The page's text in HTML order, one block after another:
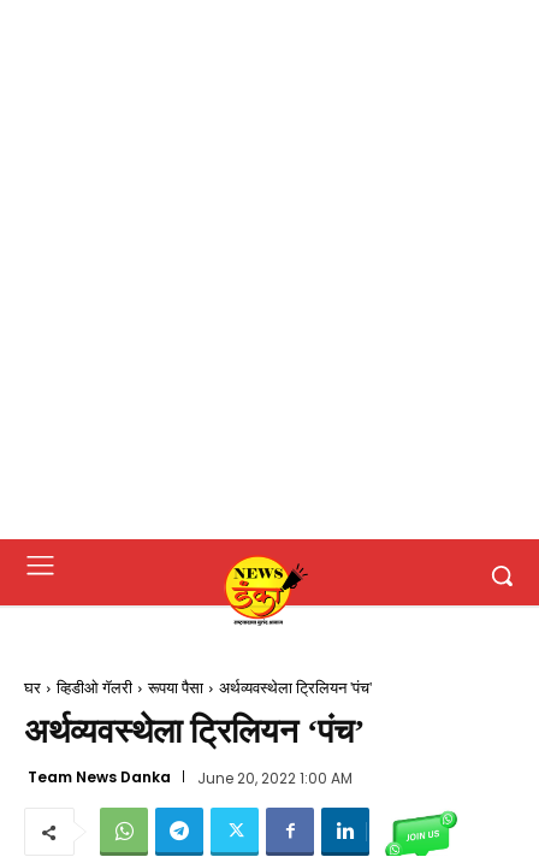
घर व्हिडीओ गॅलरी रूपया पैसा अर्थव्यवस्थेला ट्रिलियन 'पंच'
अर्थव्यवस्थेला ट्रिलियन ‘पंच’
Team News Danka June 20, 2022 1:00 AM